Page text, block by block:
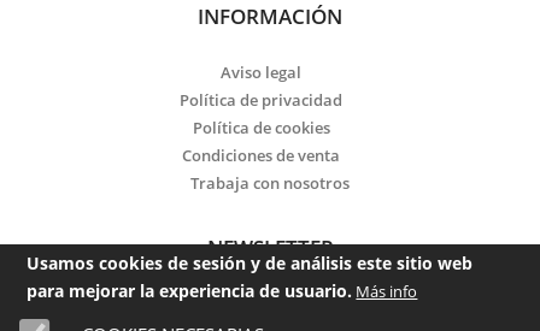
INFORMACIÓN
Aviso legal
Política de privacidad
Política de cookies
Condiciones de venta
Trabaja con nosotros
NEWSLETTER
Email
Usamos cookies de sesión y de análisis este sitio web
para mejorar la experiencia de usuario. Más info